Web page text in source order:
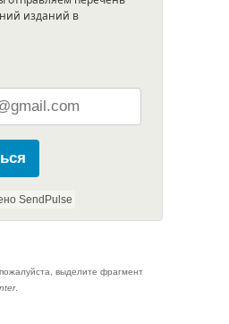
изданий в
SendPulse
выделите фрагмент
.